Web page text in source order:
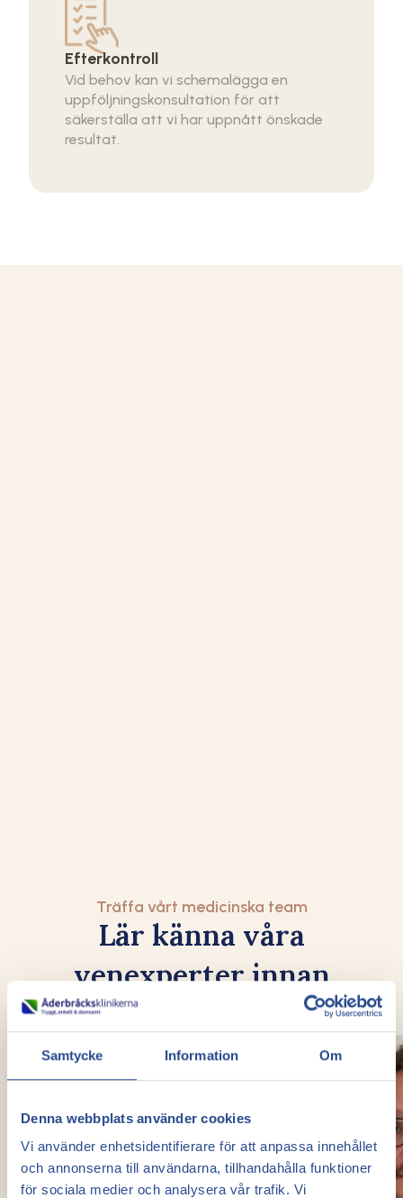
Samtycke Information Om
Denna webbplats använder cookies
Vi använder enhetsidentifierare för att anpassa innehållet
och annonserna till användarna, tillhandahålla funktioner
för sociala medier och analysera vår trafik. Vi
Efterkontroll
Vid behov kan vi schemalägga en
uppföljningskonsultation för att
säkerställa att vi har uppnått önskade
resultat.
Träffa vårt medicinska team
Lär känna våra
venexperter innan
ditt besök